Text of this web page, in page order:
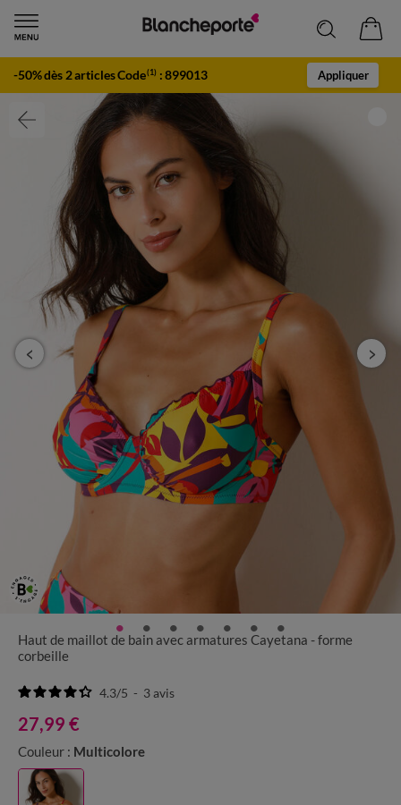
-50% dès 2 articles Code(1) :899013 Appliquer
Haut de maillot de bain avec armatures Cayetana - forme
corbeille
4.3/5 - 3avis
27,99 €
Couleur : Multicolore